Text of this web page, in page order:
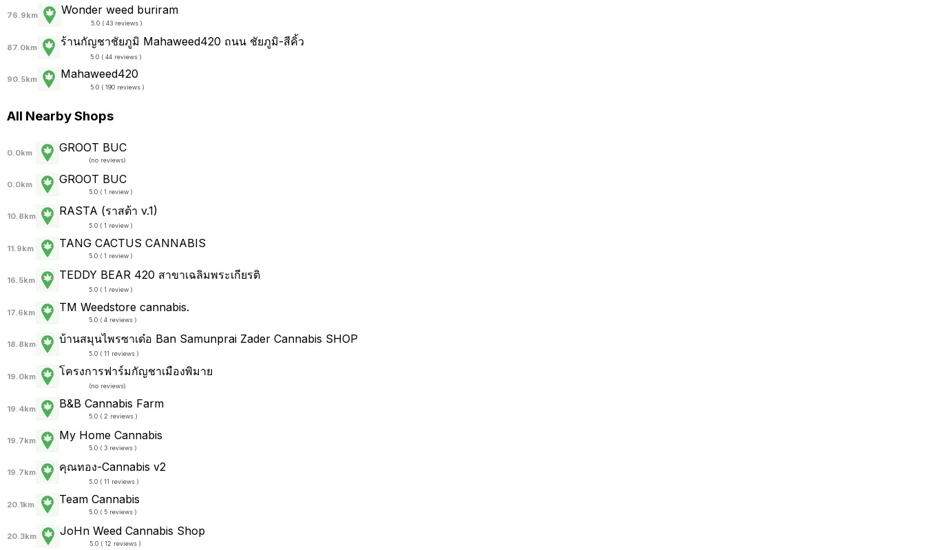
76.9km Wonder weed buriram
5.0 ( 43 reviews )
87.0km ร้านกัญชาชัยภูมิ Mahaweed420 ถนน ชัยภูมิ-สีคิ้ว
5.0 ( 44 reviews )
90.5km Mahaweed420
5.0 ( 190 reviews )
All Nearby Shops
0.0km GROOT BUC
(no reviews)
0.0km GROOT BUC
5.0 ( 1 review )
10.8km RASTA (ราสต้า v.1)
5.0 ( 1 review )
11.9km TANG CACTUS CANNABIS
5.0 ( 1 review )
16.5km TEDDY BEAR 420 สาขาเฉลิมพระเกียรติ
5.0 ( 1 review )
17.6km TM Weedstore cannabis.
5.0 ( 4 reviews )
18.8km บ้านสมุนไพรซาเด๋อ Ban Samunprai Zader Cannabis SHOP
5.0 ( 11 reviews )
19.0km โครงการฟาร์มกัญชาเมืองพิมาย
(no reviews)
19.4km B&B Cannabis Farm
5.0 ( 2 reviews )
19.7km My Home Cannabis
5.0 ( 3 reviews )
19.7km คุณทอง-Cannabis v2
5.0 ( 11 reviews )
20.1km Team Cannabis
5.0 ( 5 reviews )
20.3km JoHn Weed Cannabis Shop
5.0 ( 12 reviews )